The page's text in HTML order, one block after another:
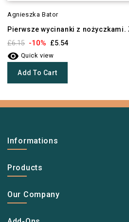
Agnieszka Bator
Pierwsze wycinanki z nożyczkami.
£6.15 -10% £5.54
 Quick view
Add To Cart
Informations
Products
Our Company